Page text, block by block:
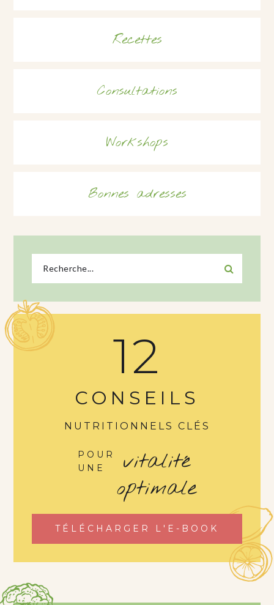
Recettes
Consultations
Workshops
Bonnes adresses
12
CONSEILS
NUTRITIONNELS CLÉS
POUR
UNE
vitalité
optimale
TÉLÉCHARGER L'E-BOOK